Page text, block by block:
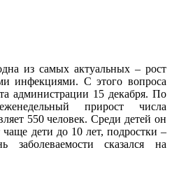
из самых актуальных – рост
инфекциями. С этого вопроса
администрации 15 декабря. По
прирост числа
550 человек. Среди детей он
дети до 10 лет, подростки –
сказался на